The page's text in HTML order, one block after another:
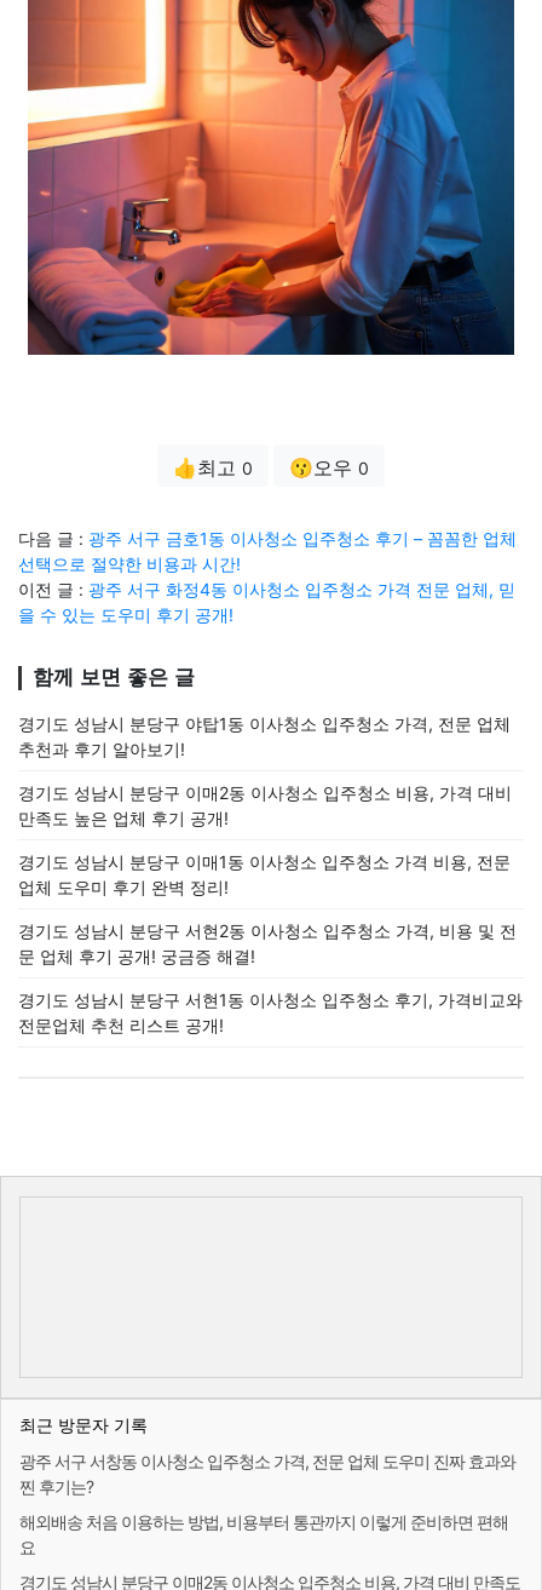
👍최고 0 😗오우 0
다음 글 : 광주 서구 금호1동 이사청소 입주청소 후기 – 꼼꼼한 업체
선택으로 절약한 비용과 시간!
이전 글 : 광주 서구 화정4동 이사청소 입주청소 가격 전문 업체, 믿
을 수 있는 도우미 후기 공개!
함께 보면 좋은 글
경기도 성남시 분당구 야탑1동 이사청소 입주청소 가격, 전문 업체
추천과 후기 알아보기!
경기도 성남시 분당구 이매2동 이사청소 입주청소 비용, 가격 대비
만족도 높은 업체 후기 공개!
경기도 성남시 분당구 이매1동 이사청소 입주청소 가격 비용, 전문
업체 도우미 후기 완벽 정리!
경기도 성남시 분당구 서현2동 이사청소 입주청소 가격, 비용 및 전
문 업체 후기 공개! 궁금증 해결!
경기도 성남시 분당구 서현1동 이사청소 입주청소 후기, 가격비교와
전문업체 추천 리스트 공개!
최근 방문자 기록
광주 서구 서창동 이사청소 입주청소 가격, 전문 업체 도우미 진짜 효과와
찐 후기는?
해외배송 처음 이용하는 방법, 비용부터 통관까지 이렇게 준비하면 편해
요
경기도 성남시 분당구 이매2동 이사청소 입주청소 비용, 가격 대비 만족도